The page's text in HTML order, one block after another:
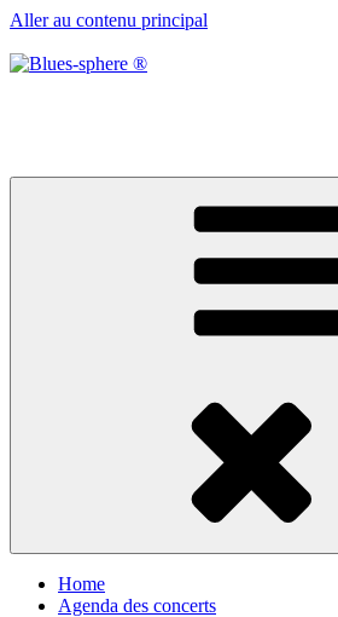
Aller au contenu principal
Home
Agenda des concerts